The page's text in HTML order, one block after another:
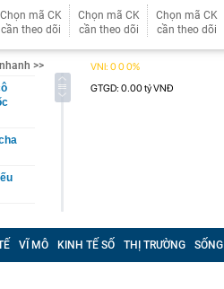
Chọn mã CK
cần theo dõi
Chọn mã CK
cần theo dõi
Chọn mã CK
cần theo dõi
>>
VĨ MÔ KINH TẾ SỐ THỊ TRƯỜNG SỐNG